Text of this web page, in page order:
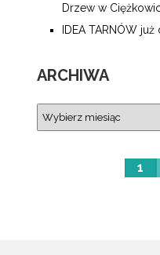
Drzew w
IDEA TARNÓW
ARCHIWA
1